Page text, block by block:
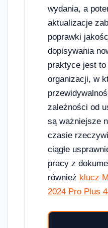
wydania, a
aktualizacje
poprawki
dopisywania
praktyce jest
organizacji, w
zależności od
są ważniejsze
czasie
ciągłe
pracy z
również klucz
2024 Pro Plus